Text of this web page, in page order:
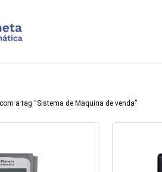
a tag “Sistema de Maquina de venda”